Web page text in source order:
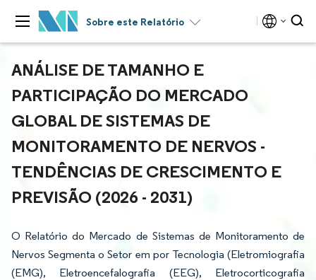
Sobre este Relatório
ANÁLISE DE TAMANHO E
PARTICIPAÇÃO DO MERCADO
GLOBAL DE SISTEMAS DE
MONITORAMENTO DE NERVOS -
TENDÊNCIAS DE CRESCIMENTO E
PREVISÃO (2026 - 2031)
O Relatório do Mercado de Sistemas de Monitoramento de
Nervos Segmenta o Setor em por Tecnologia (Eletromiografia
(EMG), Eletroencefalografia (EEG), Eletrocorticografia